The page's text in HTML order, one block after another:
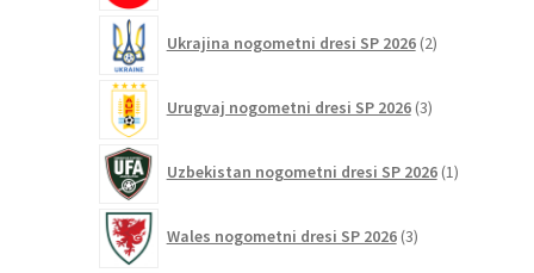
Ukrajina nogometni dresi SP 2026 2izdelka
Urugvaj nogometni dresi SP 2026 3izdelki
Uzbekistan nogometni dresi SP 2026 1izdelek
Wales nogometni dresi SP 2026 3izdelki